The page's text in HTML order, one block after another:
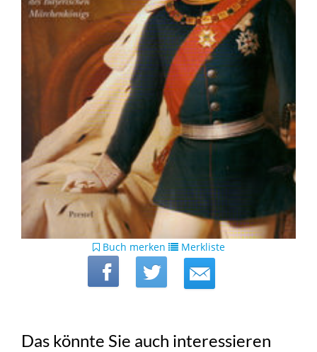
Buch merken Merkliste
Das könnte Sie auch interessieren